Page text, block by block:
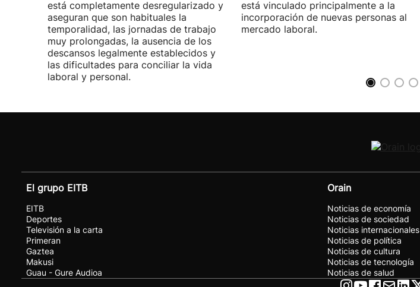
está completamente desregularizado y
aseguran que son habituales la
temporalidad, las jornadas de trabajo
muy prolongadas, la ausencia de los
descansos legalmente establecidos y
las dificultades para conciliar la vida
laboral y personal.
está vinculado principalmente a la
incorporación de nuevas personas al
mercado laboral.
El grupo EITB
EITB
Deportes
Televisión a la carta
Primeran
Gaztea
Makusi
Guau - Gure Audioa
Orain
Noticias de economía
Noticias de sociedad
Noticias internacionales
Noticias de política
Noticias de cultura
Noticias de tecnología
Noticias de salud